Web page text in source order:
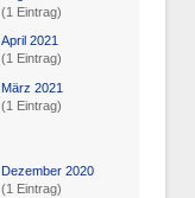
(1 Eintrag)
April 2021
(1 Eintrag)
März 2021
(1 Eintrag)
Dezember 2020
(1 Eintrag)